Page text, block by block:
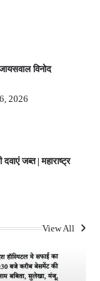
विनोद
2026
जब्त | महाराष्ट्र
View All